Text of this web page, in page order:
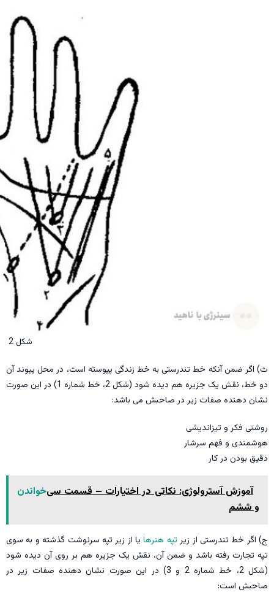
شکل 2
ث) اگر ضمن آنکه خط تندرستی به خط زندگی پیوسته است، در محل پیوند آن
دو خط، نقش یک جزیره هم دیده شود (شکل 2، خط شماره 1) در این صورت
نشان دهنده صفات زیر در صاحبش می باشد:
روشنی فکر و تیزاندیشی
هوشمندی و فهم سرشار
دقیق بودن در کار
خواندنآموزش آسترولوژی: نکاتی در اختیارات – قسمت سی
و ششم
ج) اگر خط تندرستی از زیر تپه هنرهایا از زیر تپه سرنوشت گذشته و به سوی
تپه تجارت رفته باشد و ضمن آن، نقش یک جزیره هم بر روی آن دیده شود
(شکل 2، خط شماره 2 و 3) در این صورت نشان دهنده صفات زیر در
صاحبش است: